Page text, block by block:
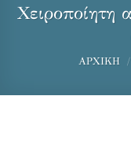
Χειροποίητη
ΑΡΧΙΚΉ /